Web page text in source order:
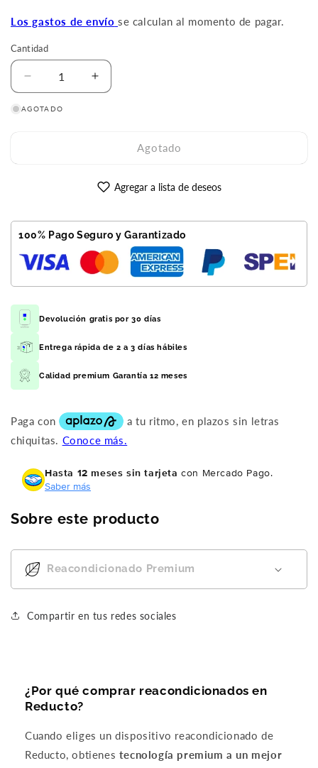
Los gastos de envío se calculan al momento de pagar.
Cantidad
Reducir
cantidad
para
Aumentar
cantidad
Negro
AGOTADO
Agotado
Agregar a lista de deseos
100% Pago Seguro y Garantizado
Devolución gratis por 30 días
Entrega rápida de 2 a 3 días hábiles
Calidad premium Garantía 12 meses
Hasta 12 meses sin tarjeta con Mercado Pago.
Saber más
Sobre este producto
Reacondicionado Premium
Compartir en tus redes sociales
¿Por qué comprar reacondicionados en
Reducto?
Cuando eliges un dispositivo reacondicionado de
Reducto, obtienes tecnología premium a un mejor
sin tarjeta de crédito